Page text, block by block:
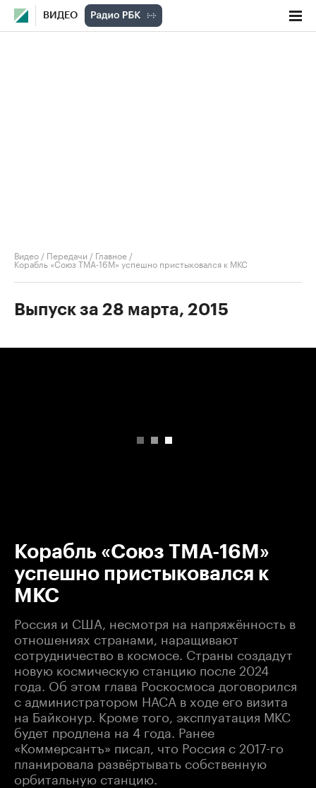
ВИДЕО
Видео / Передачи / Главное /
Корабль «Союз ТМА-16М» успешно пристыковался к МКС
Выпуск за 28 марта, 2015
Корабль «Союз ТМА-16М»
успешно пристыковался к
МКС
Россия и США, несмотря на напряжённость в
отношениях странами, наращивают
сотрудничество в космосе. Страны создадут
новую космическую станцию после 2024
года. Об этом глава Роскосмоса договорился
с администратором НАСА в ходе его визита
на Байконур. Кроме того, эксплуатация МКС
будет продлена на 4 года. Ранее
«Коммерсантъ» писал, что Россия с 2017-го
планировала развёртывать собственную
орбитальную станцию.